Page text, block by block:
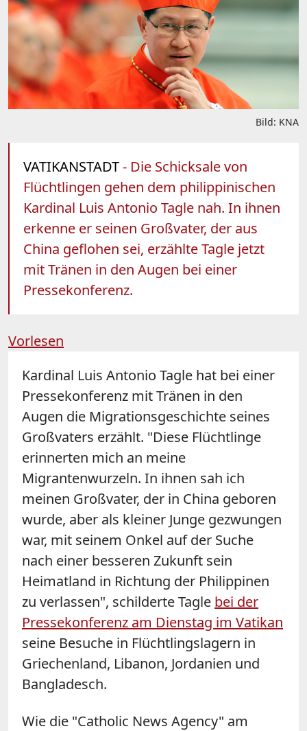
Bild: KNA
VATIKANSTADT- Die Schicksale von
Flüchtlingen gehen dem philippinischen
Kardinal Luis Antonio Tagle nah. In ihnen
erkenne er seinen Großvater, der aus
China geflohen sei, erzählte Tagle jetzt
mit Tränen in den Augen bei einer
Pressekonferenz.
Vorlesen
Kardinal Luis Antonio Tagle hat bei einer
Pressekonferenz mit Tränen in den
Augen die Migrationsgeschichte seines
Großvaters erzählt. "Diese Flüchtlinge
erinnerten mich an meine
Migrantenwurzeln. In ihnen sah ich
meinen Großvater, der in China geboren
wurde, aber als kleiner Junge gezwungen
war, mit seinem Onkel auf der Suche
nach einer besseren Zukunft sein
Heimatland in Richtung der Philippinen
zu verlassen", schilderte Tagle bei der
Pressekonferenz am Dienstag im Vatikan
seine Besuche in Flüchtlingslagern in
Griechenland, Libanon, Jordanien und
Bangladesch.
Wie die "Catholic News Agency" am